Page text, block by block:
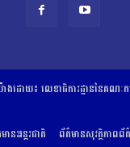
ោយ​៖​ ​លេខាធិការដ្ឋាននៃគណៈកម្ម
ានអន្តរជាតិ ព័ត៌មានសុវត្ថិភាពព័